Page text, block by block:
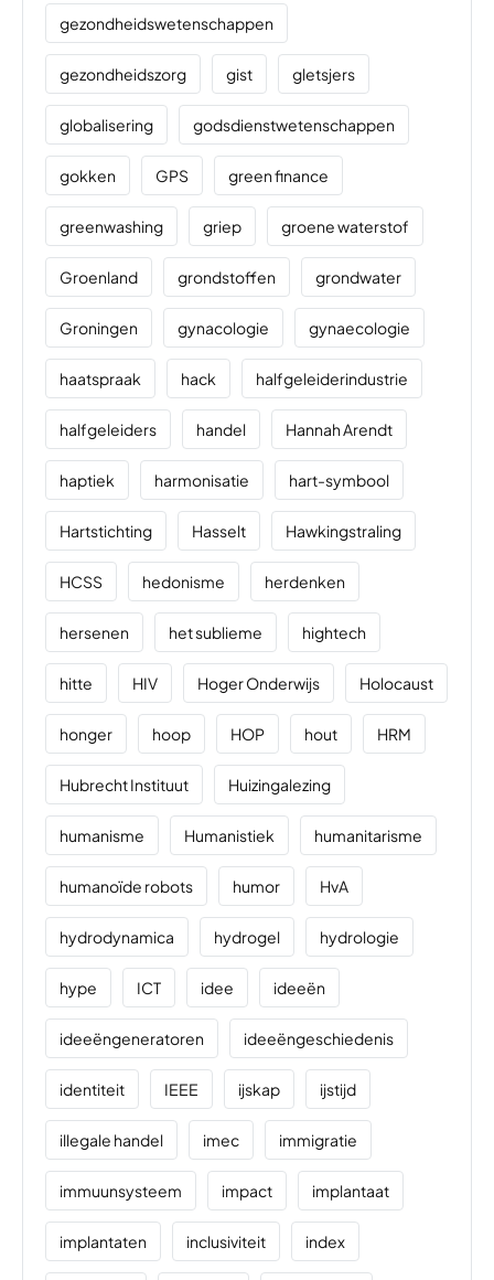
gezondheidswetenschappen
gezondheidszorg gist gletsjers
globalisering godsdienstwetenschappen
gokken GPS green finance
greenwashing griep groene waterstof
Groenland grondstoffen grondwater
Groningen gynacologie gynaecologie
haatspraak hack halfgeleiderindustrie
halfgeleiders handel Hannah Arendt
haptiek harmonisatie hart-symbool
Hartstichting Hasselt Hawkingstraling
HCSS hedonisme herdenken
hersenen het sublieme hightech
hitte HIV Hoger Onderwijs Holocaust
honger hoop HOP hout HRM
Hubrecht Instituut Huizingalezing
humanisme Humanistiek humanitarisme
humanoïde robots humor HvA
hydrodynamica hydrogel hydrologie
hype ICT idee ideeën
ideeëngeneratoren ideeëngeschiedenis
identiteit IEEE ijskap ijstijd
illegale handel imec immigratie
immuunsysteem impact implantaat
implantaten inclusiviteit index